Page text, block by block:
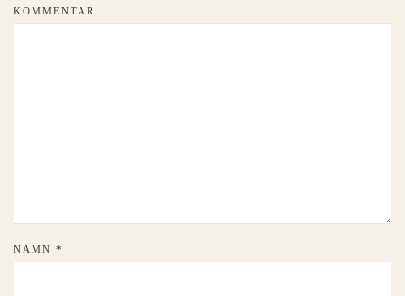
KOMMENTAR
NAMN *